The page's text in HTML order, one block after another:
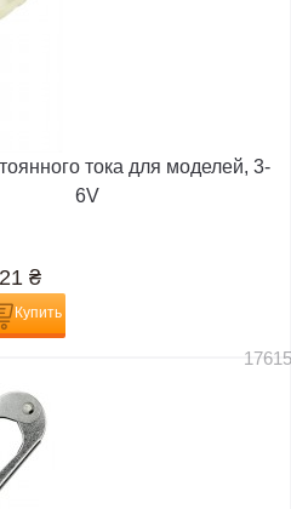
тока для моделей, 3-
6V
21 ₴
Купить